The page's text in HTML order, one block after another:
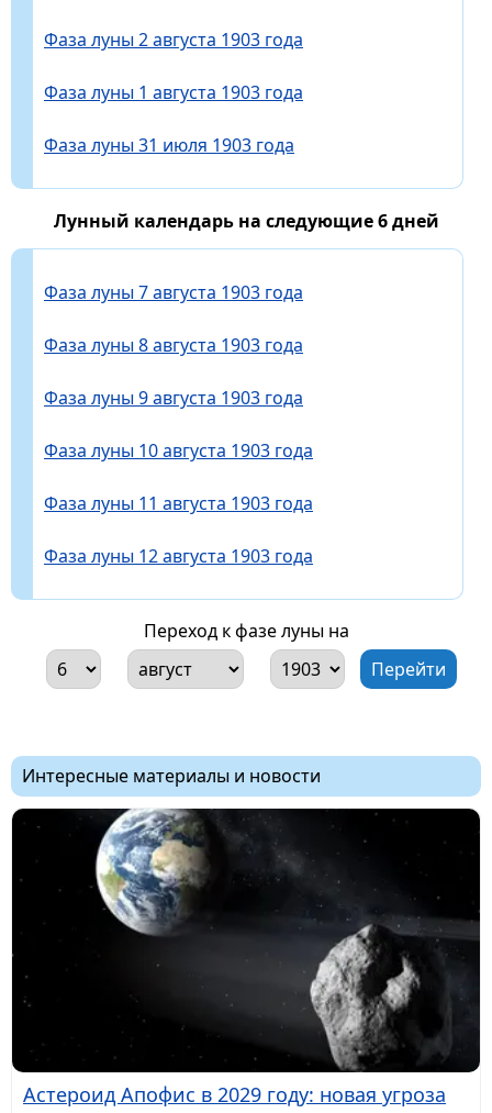
Фаза луны 2 августа 1903 года
Фаза луны 1 августа 1903 года
Фаза луны 31 июля 1903 года
Лунный календарь на следующие 6 дней
Фаза луны 7 августа 1903 года
Фаза луны 8 августа 1903 года
Фаза луны 9 августа 1903 года
Фаза луны 10 августа 1903 года
Фаза луны 11 августа 1903 года
Фаза луны 12 августа 1903 года
Переход к фазе луны на
Интересные материалы и новости
Астероид Апофис в 2029 году: новая угроза